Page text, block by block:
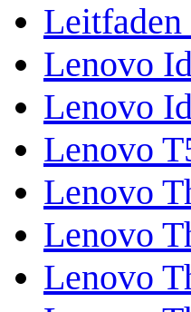
Lenovo
Lenovo
Lenovo
Lenovo
Lenovo
Lenovo